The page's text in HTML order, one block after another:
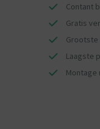
Contant
Gratis
Grootste
Laagste
Montage